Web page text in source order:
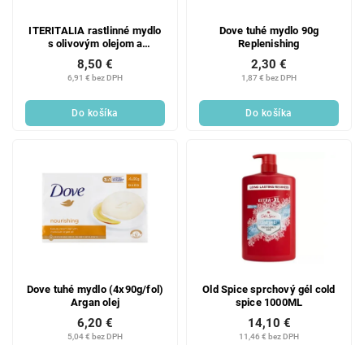
ITERITALIA rastlinné mydlo
s olivovým olejom a
bambuckým maslom -
jazmín a santalové drevo,
175 g
6,91 € bez DPH
8,50 €
Do košíka
Dove tuhé mydlo 90g
Replenishing
1,87 € bez DPH
2,30 €
Do košíka
Dove tuhé mydlo (4x90g/fol)
Argan olej
5,04 € bez DPH
6,20 €
Old Spice sprchový gél cold
spice 1000ML
11,46 € bez DPH
14,10 €